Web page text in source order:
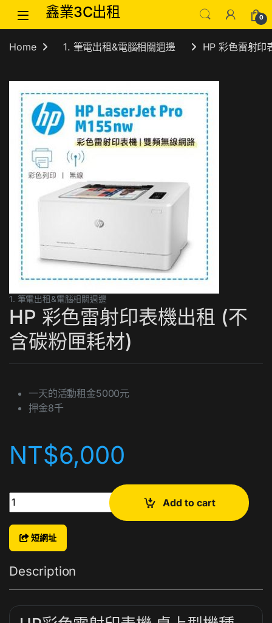
Skip to navigation
Skip to content鑫業3C出租 0
Home 1. 筆電出租&電腦相關週邊 HP 彩色雷射印
1. 筆電出租&電腦相關週邊
HP 彩色雷射印表機出租 (不
含碳粉匣耗材)
一天的活動租金5000元
押金8千
NT$6,000
HP 彩色雷射印表機出租 (不含碳粉匣耗材) quantity
Add to cart
短網址
Description